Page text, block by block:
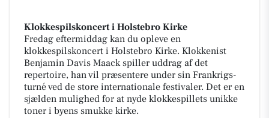
Klokkespilskoncert i Holstebro Kirke
Fredag eftermiddag kan du opleve en
klokkespilskoncert i Holstebro Kirke. Klokkenist
Benjamin Davis Maack spiller uddrag af det
repertoire, han vil præsentere under sin Frankrigs-
turné ved de store internationale festivaler. Det er en
sjælden mulighed for at nyde klokkespillets unikke
toner i byens smukke kirke.